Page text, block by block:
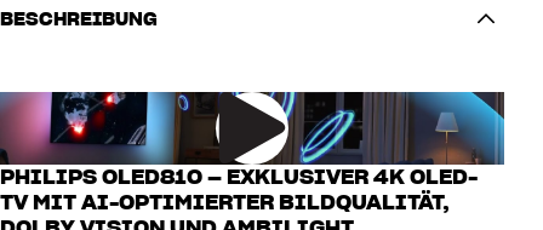
BESCHREIBUNG
PHILIPS OLED810 – EXKLUSIVER 4K OLED-
TV MIT AI-OPTIMIERTER BILDQUALITÄT,